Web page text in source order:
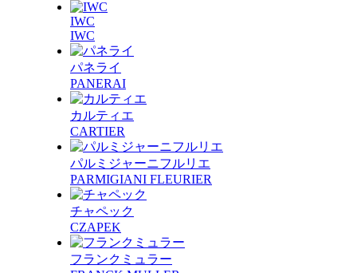
IWC
IWC
パネライ
PANERAI
カルティエ
CARTIER
パルミジャーニフルリエ
PARMIGIANI FLEURIER
チャペック
CZAPEK
フランクミュラー